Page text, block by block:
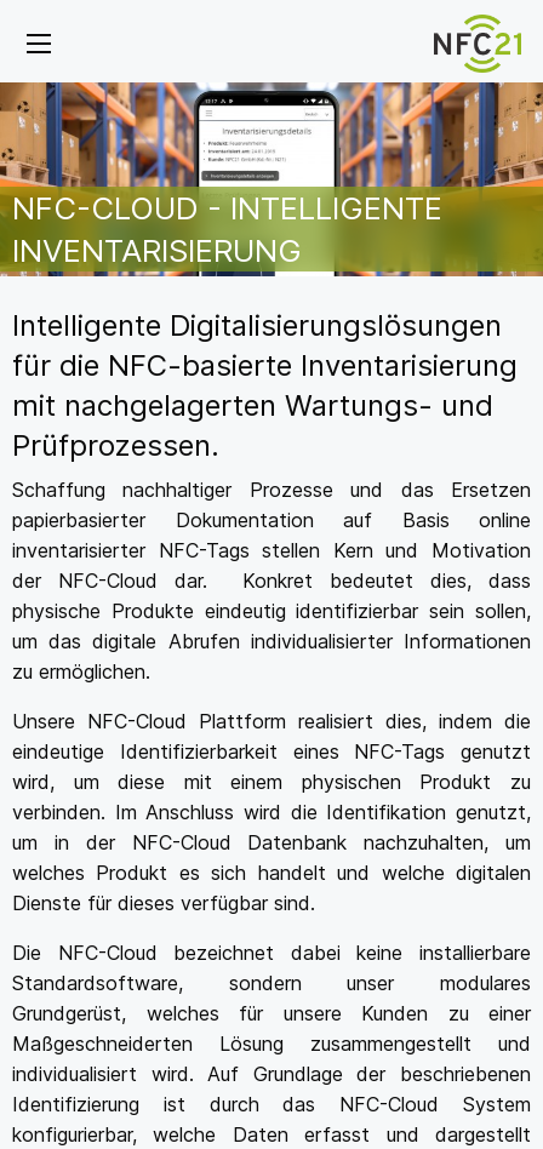
NFC-CLOUD - INTELLIGENTE
INVENTARISIERUNG
Intelligente Digitalisierungslösungen
für die NFC-basierte Inventarisierung
mit nachgelagerten Wartungs- und
Prüfprozessen.
Schaffung nachhaltiger Prozesse und das Ersetzen
papierbasierter Dokumentation auf Basis online
inventarisierter NFC-Tags stellen Kern und Motivation
der NFC-Cloud dar. Konkret bedeutet dies, dass
physische Produkte eindeutig identifizierbar sein sollen,
um das digitale Abrufen individualisierter Informationen
zu ermöglichen.
Unsere NFC-Cloud Plattform realisiert dies, indem die
eindeutige Identifizierbarkeit eines NFC-Tags genutzt
wird, um diese mit einem physischen Produkt zu
verbinden. Im Anschluss wird die Identifikation genutzt,
um in der NFC-Cloud Datenbank nachzuhalten, um
welches Produkt es sich handelt und welche digitalen
Dienste für dieses verfügbar sind.
Die NFC-Cloud bezeichnet dabei keine installierbare
Standardsoftware, sondern unser modulares
Grundgerüst, welches für unsere Kunden zu einer
Maßgeschneiderten Lösung zusammengestellt und
individualisiert wird. Auf Grundlage der beschriebenen
Identifizierung ist durch das NFC-Cloud System
konfigurierbar, welche Daten erfasst und dargestellt